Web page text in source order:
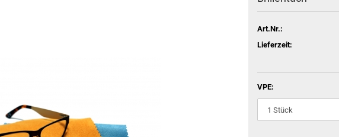
Art.Nr.:
Lieferzeit:
VPE: